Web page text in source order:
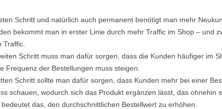
Schritt und natürlich auch permanent benötigt man mehr
bekommt man in erster Linie durch mehr Traffic im Shop – und
Traffic.
Schritt muss man dafür sorgen, dass die Kunden häufiger im
Frequenz der Bestellungen muss steigen.
Schritt sollte man dafür sorgen, dass Kunden mehr bei einer
schauen, wodurch sich das Produkt ergänzen lässt, das ohnehin
das, den durchschnittlichen Bestellwert zu erhöhen.